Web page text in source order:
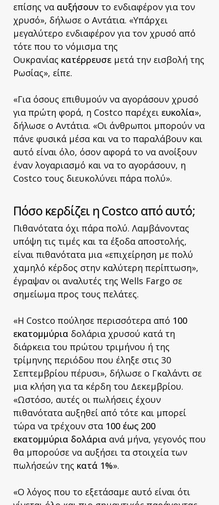
επίσης να αυξήσουν το ενδιαφέρον για τον
χρυσό», δήλωσε ο Αντάτια. «Υπάρχει
μεγαλύτερο ενδιαφέρον για τον χρυσό από
τότε που το νόμισμα της
Ουκρανίας κατέρρευσεμετά την εισβολή της
Ρωσίας», είπε.
«Για όσους επιθυμούν να αγοράσουν χρυσό
για πρώτη φορά, η Costco παρέχει ευκολία»,
δήλωσε ο Αντάτια. «Οι άνθρωποι μπορούν να
πάνε φυσικά μέσα και να το παραλάβουν και
αυτό είναι όλο, όσον αφορά το να ανοίξουν
έναν λογαριασμό και να το αγοράσουν, η
Costco τους διευκολύνει πάρα πολύ».
Πόσο κερδίζει η Costco από αυτό;
Πιθανότατα όχι πάρα πολύ. Λαμβάνοντας
υπόψη τις τιμές και τα έξοδα αποστολής,
είναι πιθανότατα μια «επιχείρηση με πολύ
χαμηλό κέρδος στην καλύτερη περίπτωση»,
έγραψαν οι αναλυτές της Wells Fargo σε
σημείωμα προς τους πελάτες.
«Η Costco πούλησε περισσότερα από 100
εκατομμύρια δολάρια χρυσού κατά τη
διάρκεια του πρώτου τριμήνου ή της
τρίμηνης περιόδου που έληξε στις 30
Σεπτεμβρίου πέρυσι», δήλωσε ο Γκαλάντι σε
μια κλήση για τα κέρδη του Δεκεμβρίου.
«Ωστόσο, αυτές οι πωλήσεις έχουν
πιθανότατα αυξηθεί από τότε και μπορεί
τώρα να τρέχουν στα 100 έως 200
εκατομμύρια δολάρια ανά μήνα, γεγονός που
θα μπορούσε να αυξήσει τα στοιχεία των
πωλήσεών της κατά 1%».
«Ο λόγος που το εξετάσαμε αυτό είναι ότι